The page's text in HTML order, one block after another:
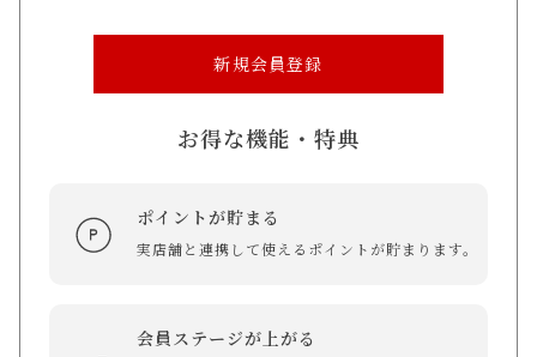
新規会員登録
お得な機能・特典
ポイントが貯まる
実店舗と連携して使えるポイントが貯まります。
会員ステージが上がる